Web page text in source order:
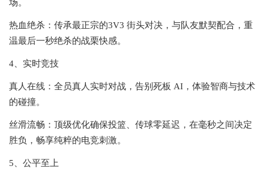
场。
热血绝杀：传承最正宗的3V3 街头对决，与队友默契配合，重
温最后一秒绝杀的战栗快感。
4、实时竞技
真人在线：全员真人实时对战，告别死板 AI，体验智商与技术
的碰撞。
丝滑流畅：顶级优化确保投篮、传球零延迟，在毫秒之间决定
胜负，畅享纯粹的电竞刺激。
5、公平至上